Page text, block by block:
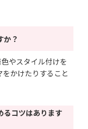
か？
やスタイル付けを
かけたりすること
るコツはあります